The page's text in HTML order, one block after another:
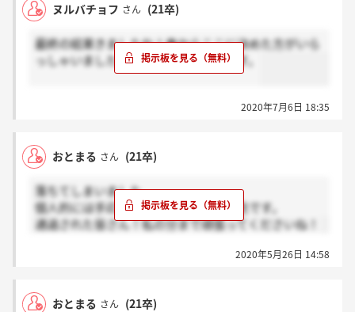
ヌルバチョフ さん (21卒)
最終の結果きましたね！春からここに決めた方がいら
っしゃいましたらよろしくお願いします。
2020年7月6日 18:35
おとまる さん (21卒)
落ちてしまいました。。。
個人的には手応えを感じていたので残念です。
通過された皆さん！私の分まで頑張ってくださいね！
2020年5月26日 14:58
おとまる さん (21卒)